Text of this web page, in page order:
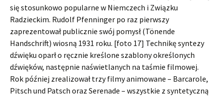
się stosunkowo popularne w Niemczech i Związku
Radzieckim. Rudolf Pfenninger po raz pierwszy
zaprezentował publicznie swój pomysł (Tönende
Handschrift) wiosną 1931 roku. [foto 17] Technikę syntezy
dźwięku oparł o ręcznie kreślone szablony określonych
dźwięków, następnie naświetlanych na taśmie filmowej.
Rok później zrealizował trzy filmy animowane – Barcarole,
Pitsch und Patsch oraz Serenade – wszystkie z syntetyczną